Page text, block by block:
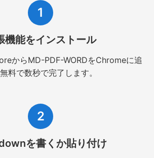
1
機能をインストール
からMD-PDF-WORDをChromeに追
料で数秒で完了します。
2
を書くか貼り付け